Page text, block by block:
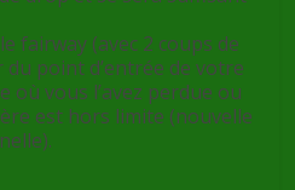
fairway (avec 2 coups de
point d’entrée de votre
où vous l’avez perdue ou
est hors limite (nouvelle